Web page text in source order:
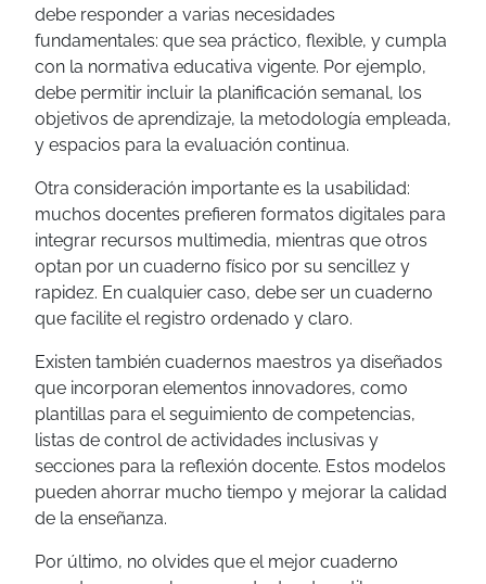
debe responder a varias necesidades
fundamentales: que sea práctico, flexible, y cumpla
con la normativa educativa vigente. Por ejemplo,
debe permitir incluir la planificación semanal, los
objetivos de aprendizaje, la metodología empleada,
y espacios para la evaluación continua.
Otra consideración importante es la usabilidad:
muchos docentes prefieren formatos digitales para
integrar recursos multimedia, mientras que otros
optan por un cuaderno físico por su sencillez y
rapidez. En cualquier caso, debe ser un cuaderno
que facilite el registro ordenado y claro.
Existen también cuadernos maestros ya diseñados
que incorporan elementos innovadores, como
plantillas para el seguimiento de competencias,
listas de control de actividades inclusivas y
secciones para la reflexión docente. Estos modelos
pueden ahorrar mucho tiempo y mejorar la calidad
de la enseñanza.
Por último, no olvides que el mejor cuaderno